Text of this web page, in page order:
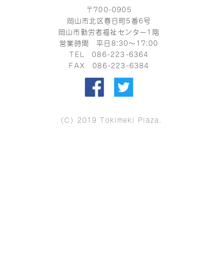
〒700-0905
岡山市北区春日町5番6号
岡山市勤労者福祉センター1階
営業時間 平日8:30～17:00
TEL086-223-6364
FAX 086-223-6384
（C）2019 Tokimeki Plaza.